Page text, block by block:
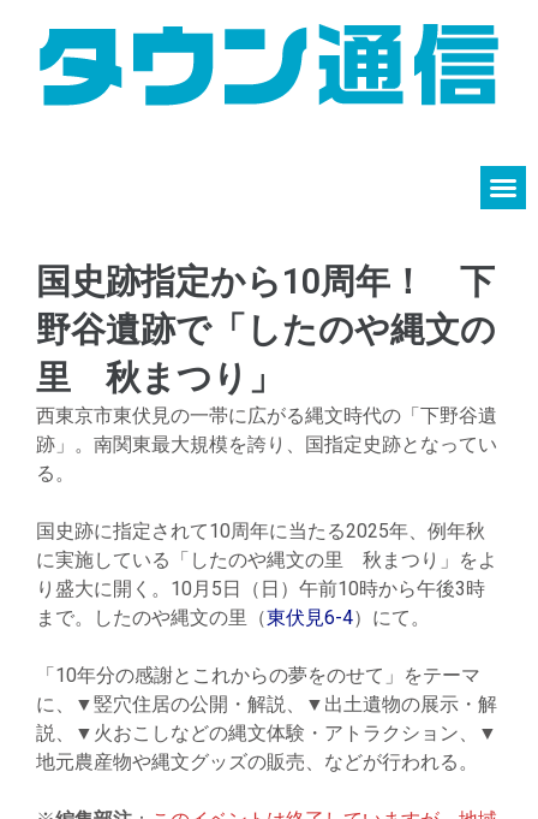
国史跡指定から10周年！ 下
野谷遺跡で「したのや縄文の
里 秋まつり」
西東京市東伏見の一帯に広がる縄文時代の「下野谷遺
跡」。南関東最大規模を誇り、国指定史跡となってい
る。
国史跡に指定されて10周年に当たる2025年、例年秋
に実施している「したのや縄文の里 秋まつり」をよ
り盛大に開く。10月5日（日）午前10時から午後3時
まで。したのや縄文の里（東伏見6-4）にて。
「10年分の感謝とこれからの夢をのせて」をテーマ
に、▼竪穴住居の公開・解説、▼出土遺物の展示・解
説、▼火おこしなどの縄文体験・アトラクション、▼
地元農産物や縄文グッズの販売、などが行われる。